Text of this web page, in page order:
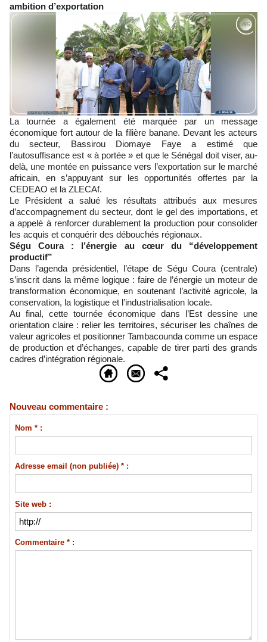
ambition d’exportation
La tournée a également été marquée par un message
économique fort autour de la filière banane. Devant les acteurs
du secteur, Bassirou Diomaye Faye a estimé que
l’autosuffisance est « à portée » et que le Sénégal doit viser, au-
delà, une montée en puissance vers l’exportation sur le marché
africain, en s’appuyant sur les opportunités offertes par la
CEDEAO et la ZLECAf.
Le Président a salué les résultats attribués aux mesures
d’accompagnement du secteur, dont le gel des importations, et
a appelé à renforcer durablement la production pour consolider
les acquis et conquérir des débouchés régionaux.
Ségu Coura : l’énergie au cœur du “développement
productif”
Dans l’agenda présidentiel, l’étape de Ségu Coura (centrale)
s’inscrit dans la même logique : faire de l’énergie un moteur de
transformation économique, en soutenant l’activité agricole, la
conservation, la logistique et l’industrialisation locale.
Au final, cette tournée économique dans l’Est dessine une
orientation claire : relier les territoires, sécuriser les chaînes de
valeur agricoles et positionner Tambacounda comme un espace
de production et d’échanges, capable de tirer parti des grands
cadres d’intégration régionale.
Nouveau commentaire :
Nom * :
Adresse email (non publiée) * :
Site web :
Commentaire * :